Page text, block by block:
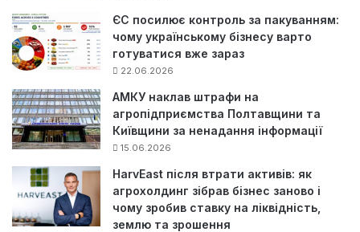
ЄС посилює контроль за пакуванням:
чому українському бізнесу варто
готуватися вже зараз
22.06.2026
АМКУ наклав штрафи на
агропідприємства Полтавщини та
Київщини за ненадання інформації
15.06.2026
HarvEast після втрати активів: як
агрохолдинг зібрав бізнес заново і
чому зробив ставку на ліквідність,
землю та зрошення